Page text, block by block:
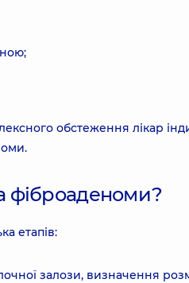
обстеження лікар
фіброаденоми?
етапів:
залози, визначення